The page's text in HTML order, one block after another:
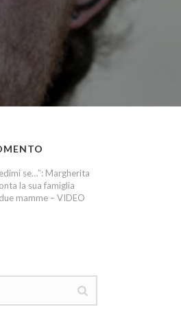
se…”: Margherita
la sua famiglia
mamme – VIDEO